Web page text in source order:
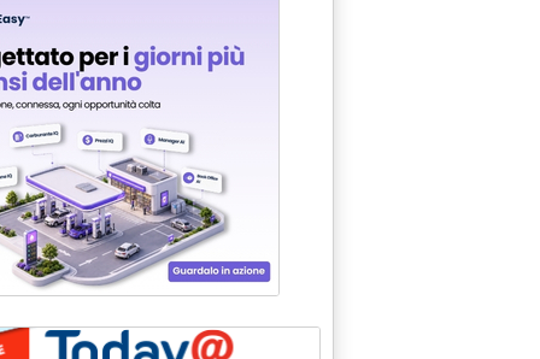
su assunzioni e consulenze'